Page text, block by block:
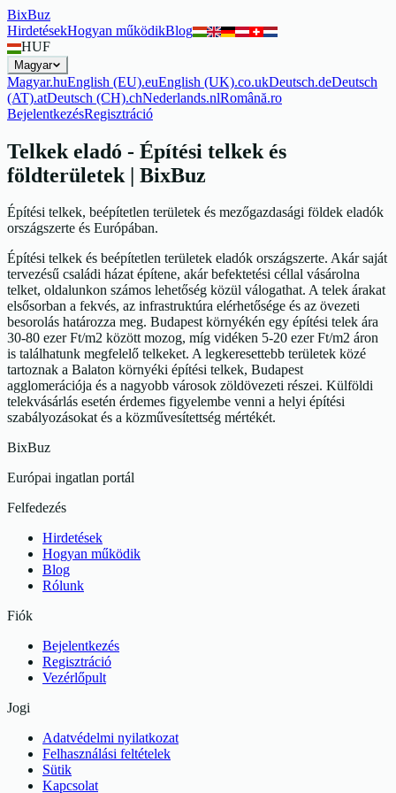
BixBuz
HirdetésekHogyan működikBlog
HUF
Magyar
Magyar.huEnglish (EU).euEnglish (UK).co.ukDeutsch.deDeutsch
(AT).atDeutsch (CH).chNederlands.nlRomână.ro
BejelentkezésRegisztráció
Telkek eladó - Építési telkek és
földterületek | BixBuz
Építési telkek, beépítetlen területek és mezőgazdasági földek eladók
országszerte és Európában.
Építési telkek és beépítetlen területek eladók országszerte. Akár saját
tervezésű családi házat építene, akár befektetési céllal vásárolna
telket, oldalunkon számos lehetőség közül válogathat. A telek árakat
elsősorban a fekvés, az infrastruktúra elérhetősége és az övezeti
besorolás határozza meg. Budapest környékén egy építési telek ára
30-80 ezer Ft/m2 között mozog, míg vidéken 5-20 ezer Ft/m2 áron
is találhatunk megfelelő telkeket. A legkeresettebb területek közé
tartoznak a Balaton környéki építési telkek, Budapest
agglomerációja és a nagyobb városok zöldövezeti részei. Külföldi
telekvásárlás esetén érdemes figyelembe venni a helyi építési
szabályozásokat és a közművesítettség mértékét.
BixBuz
Európai ingatlan portál
Felfedezés
Hirdetések
Hogyan működik
Blog
Rólunk
Fiók
Bejelentkezés
Regisztráció
Vezérlőpult
Jogi
Adatvédelmi nyilatkozat
Felhasználási feltételek
Sütik
Kapcsolat